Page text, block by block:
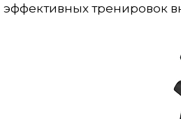
тренировок